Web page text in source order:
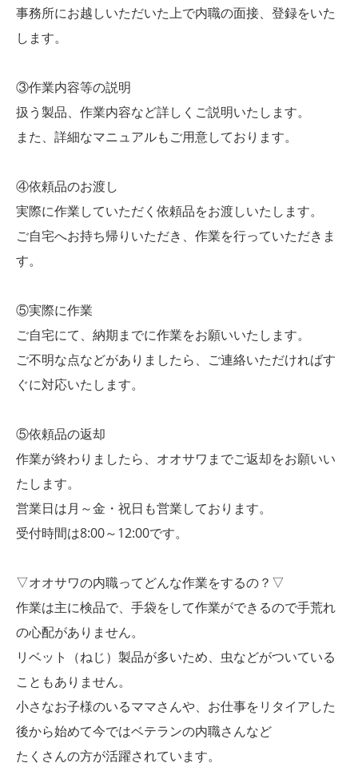
事務所にお越しいただいた上で内職の面接、登録をいた
します。
③作業内容等の説明
扱う製品、作業内容など詳しくご説明いたします。
また、詳細なマニュアルもご用意しております。
④依頼品のお渡し
実際に作業していただく依頼品をお渡しいたします。
ご自宅へお持ち帰りいただき、作業を行っていただきま
す。
⑤実際に作業
ご自宅にて、納期までに作業をお願いいたします。
ご不明な点などがありましたら、ご連絡いただければす
ぐに対応いたします。
⑤依頼品の返却
作業が終わりましたら、オオサワまでご返却をお願いい
たします。
営業日は月～金・祝日も営業しております。
受付時間は8:00～12:00です。
▽オオサワの内職ってどんな作業をするの？▽
作業は主に検品で、手袋をして作業ができるので手荒れ
の心配がありません。
リベット（ねじ）製品が多いため、虫などがついている
こともありません。
小さなお子様のいるママさんや、お仕事をリタイアした
後から始めて今ではベテランの内職さんなど
たくさんの方が活躍されています。